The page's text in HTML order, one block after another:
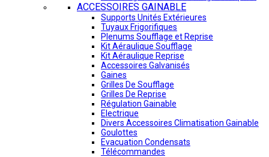
ACCESSOIRES GAINABLE
Supports Unités Extérieures
Tuyaux Frigorifiques
Plenums Soufflage et Reprise
Kit Aéraulique Soufflage
Kit Aéraulique Reprise
Accessoires Galvanisés
Gaines
Grilles De Soufflage
Grilles De Reprise
Régulation Gainable
Electrique
Divers Accessoires Climatisation Gainable
Goulottes
Evacuation Condensats
Télécommandes